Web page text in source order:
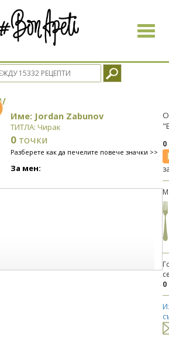
Toggle
Име: Jordan Zabunov
ТИТЛА: Чирак
0 точки
Разберете как да печелите повече значки >>
За мен:
0